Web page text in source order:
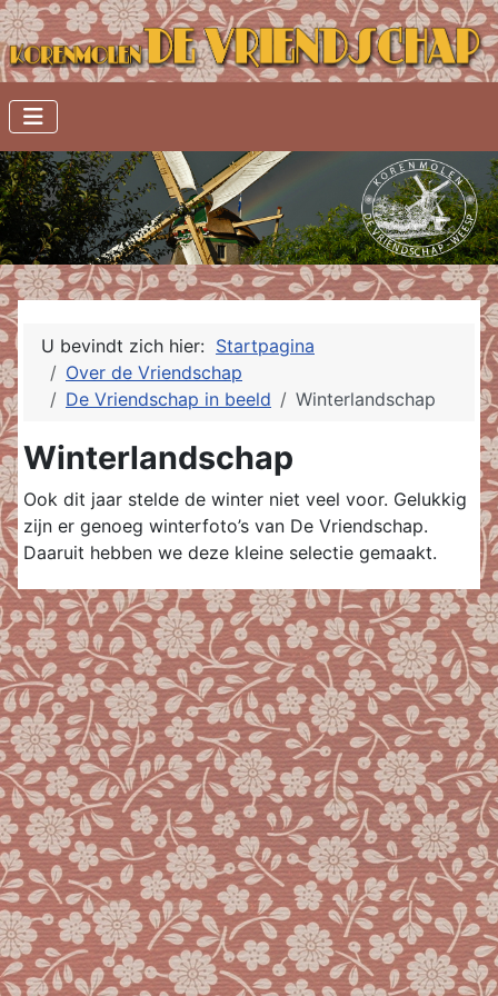
U bevindt zich hier: Startpagina
Over de Vriendschap
De Vriendschap in beeld
Winterlandschap
Winterlandschap
Ook dit jaar stelde de winter niet veel voor. Gelukkig
zijn er genoeg winterfoto’s van De Vriendschap.
Daaruit hebben we deze kleine selectie gemaakt.